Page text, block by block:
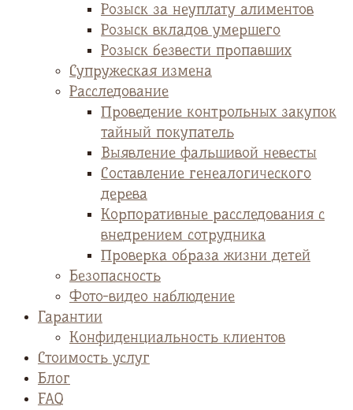
Розыск за неуплату алиментов
Розыск вкладов умершего
Розыск безвести пропавших
Супружеская измена
Расследование
Проведение контрольных закупок
тайный покупатель
Выявление фальшивой невесты
Cоставление генеалогического
дерева
Корпоративные расследования с
внедрением сотрудника
Проверка образа жизни детей
Безопасность
Фото-видео наблюдение
Гарантии
Конфиденциальность клиентов
Стоимость услуг
Блог
FAQ